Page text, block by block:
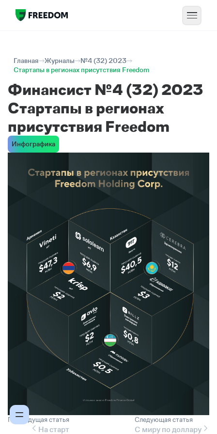
Главная Журналы
№4 (32) 2023
Cтартапы в регионах присутствия Freedom
Финансист №4 (32) 2023
Cтартапы в регионах
присутствия Freedom
Инфографика
Предыдущая статья
На старт
Следующая статья
С миру по доллару